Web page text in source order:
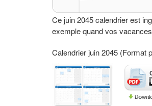
Ce juin 2045 calendrier est
exemple quand vos
Calendrier juin 2045 (Format